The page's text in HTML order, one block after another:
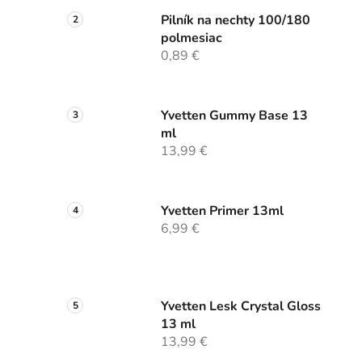
Pilník na nechty 100/180
polmesiac
0,89 €
Yvetten Gummy Base 13
ml
13,99 €
Yvetten Primer 13ml
6,99 €
Yvetten Lesk Crystal Gloss
13 ml
13,99 €